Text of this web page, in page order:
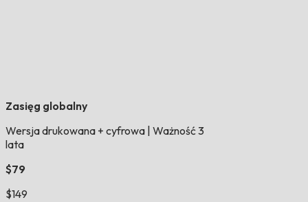
Zasięg globalny
Wersja drukowana + cyfrowa Ważność 3
lata
$79
$149